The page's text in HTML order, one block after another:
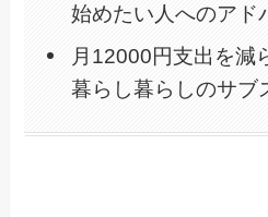
始めたい人へのアド
月12000円支出を減
暮らし暮らしのサブ